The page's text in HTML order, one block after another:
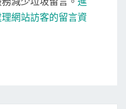
網站訪客的留言資